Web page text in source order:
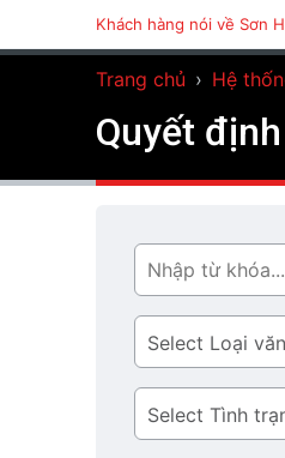
Khách hàng nói về Sơn
Trang chủ › Hệ
Quyết
Tìm
Loại
văn
bản
Tình
trạng